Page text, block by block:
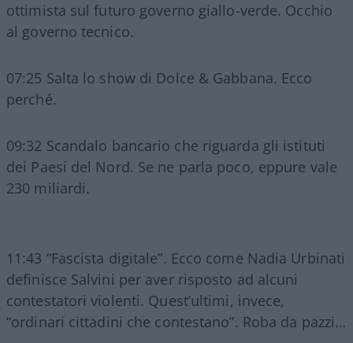
ottimista sul futuro governo giallo-verde. Occhio
al governo tecnico.
07:25 Salta lo show di Dolce & Gabbana. Ecco
perché.
09:32 Scandalo bancario che riguarda gli istituti
dei Paesi del Nord. Se ne parla poco, eppure vale
230 miliardi.
11:43 “Fascista digitale”. Ecco come Nadia Urbinati
definisce Salvini per aver risposto ad alcuni
contestatori violenti. Quest’ultimi, invece,
“ordinari cittadini che contestano”. Roba da pazzi…